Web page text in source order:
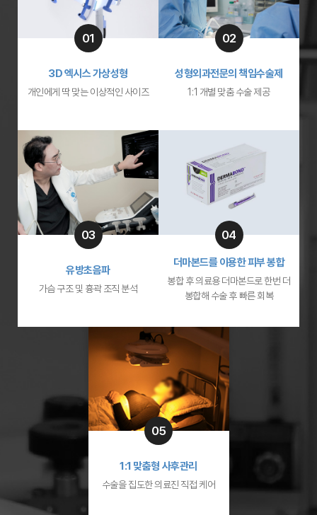
01
3D 엑시스 가상성형
개인에게 딱 맞는 이상적인 사이즈
02
성형외과전문의 책임수술제
1:1 개별 맞춤 수술 제공
03
유방초음파
가슴 구조 및 흉곽 조직 분석
04
더마본드를 이용한 피부 봉합
봉합 후 의료용 더마본드로 한번 더
봉합해 수술 후 빠른 회복
05
1:1 맞춤형 사후관리
수술을 집도한 의료진 직접 케어